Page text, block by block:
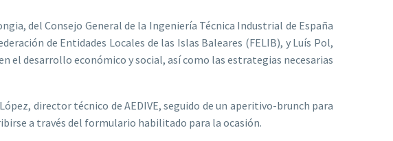
del Consejo General de la Ingeniería Técnica Industrial de España
de Entidades Locales de las Islas Baleares (FELIB), y Luís Pol,
el desarrollo económico y social, así como las estrategias necesarias
director técnico de AEDIVE, seguido de un aperitivo-brunch para
a través del formulario habilitado para la ocasión.